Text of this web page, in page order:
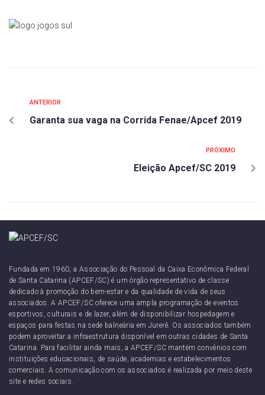
ANTERIOR
Garanta sua vaga na Corrida Fenae/Apcef 2019
PRÓXIMO
Eleição Apcef/SC 2019
Fundada em 1960, a Associação do Pessoal da Caixa Econômica Federal
de Santa Catarina (APCEF/SC) é um órgão representativo de classe
dedicado à promoção do bem-estar e da qualidade de vida de seus
associados. A APCEF/SC oferece uma ampla programação de eventos
esportivos, culturais e de lazer, além de disponibilizar hospedagem e
espaços para festas na sede balneária em Jurerê. Os associados também
podem aproveitar a infraestrutura disponível em outras cidades de Santa
Catarina. Para facilitar ainda mais, a APCEF/SC mantém convênios com
instituições educacionais, de saúde, academias e estabelecimentos
comerciais. A comunicação com os associados é realizada por meio deste
site e redes sociais.